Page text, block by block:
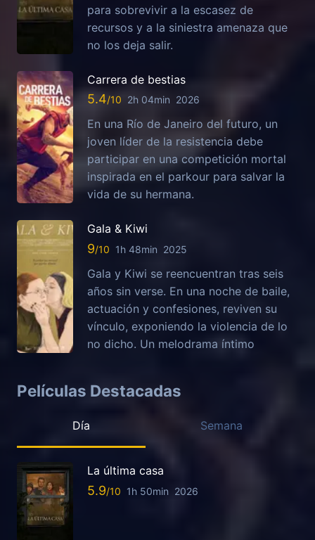
para sobrevivir a la escasez de
recursos y a la siniestra amenaza que
no los deja salir.
Carrera de bestias
5.4 2h 04min 2026
En una Río de Janeiro del futuro, un
joven líder de la resistencia debe
participar en una competición mortal
inspirada en el parkour para salvar la
vida de su hermana.
Gala & Kiwi
9 1h 48min 2025
Gala y Kiwi se reencuentran tras seis
años sin verse. En una noche de baile,
actuación y confesiones, reviven su
vínculo, exponiendo la violencia de lo
no dicho. Un melodrama íntimo
Películas Destacadas
Día Semana
La última casa
5.9 1h 50min 2026